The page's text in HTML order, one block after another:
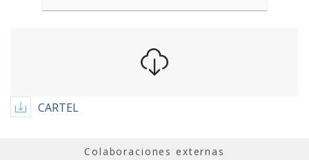
CARTEL
Colaboraciones externas